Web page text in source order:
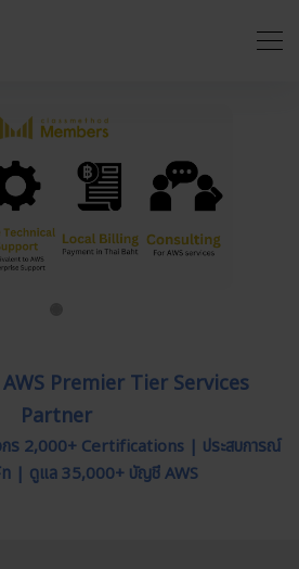
Next
Premier Tier Services
Partner
กร 2,000+ Certifications | ประสบการณ์
| ดูแล 35,000+ บัญชี AWS